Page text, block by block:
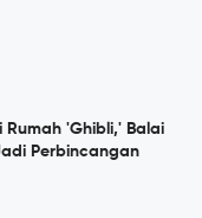
Rumah 'Ghibli,' Balai
Perbincangan